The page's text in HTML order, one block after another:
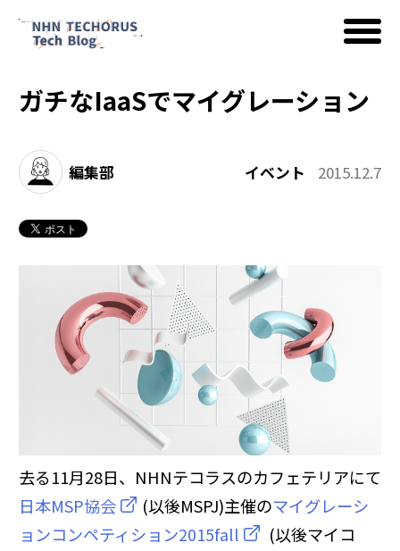
AWS
Google Cloud
イベント
コラム
その他
ガチなIaaSでマイグレーション
編集部 イベント 2015.12.7
去る11月28日、NHNテコラスのカフェテリアにて
日本MSP協会
(以後MSPJ)主催のマイグレーシ
ョンコンペティション2015fall
(以後マイコ